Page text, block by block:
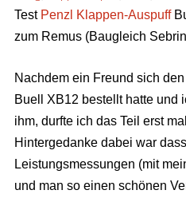
Test Penzl Klappen-Auspuff
zum Remus (Baugleich
Nachdem ein Freund sich
Buell XB12 bestellt hatte und
ihm, durfte ich das Teil erst
Hintergedanke dabei war
Leistungsmessungen (mit
und man so einen schönen